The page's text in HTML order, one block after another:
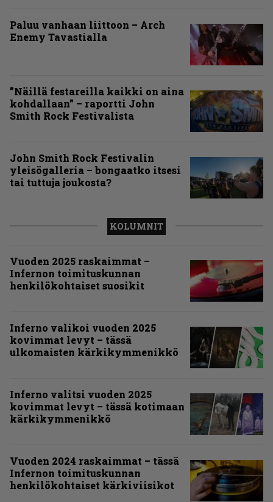
Paluu vanhaan liittoon – Arch
Enemy Tavastialla
”Näillä festareilla kaikki on aina
kohdallaan” – raportti John
Smith Rock Festivalista
John Smith Rock Festivalin
yleisögalleria – bongaatko itsesi
tai tuttuja joukosta?
KOLUMNIT
Vuoden 2025 raskaimmat –
Infernon toimituskunnan
henkilökohtaiset suosikit
Inferno valikoi vuoden 2025
kovimmat levyt – tässä
ulkomaisten kärkikymmenikkö
Inferno valitsi vuoden 2025
kovimmat levyt – tässä kotimaan
kärkikymmenikkö
Vuoden 2024 raskaimmat – tässä
Infernon toimituskunnan
henkilökohtaiset kärkiviisikot